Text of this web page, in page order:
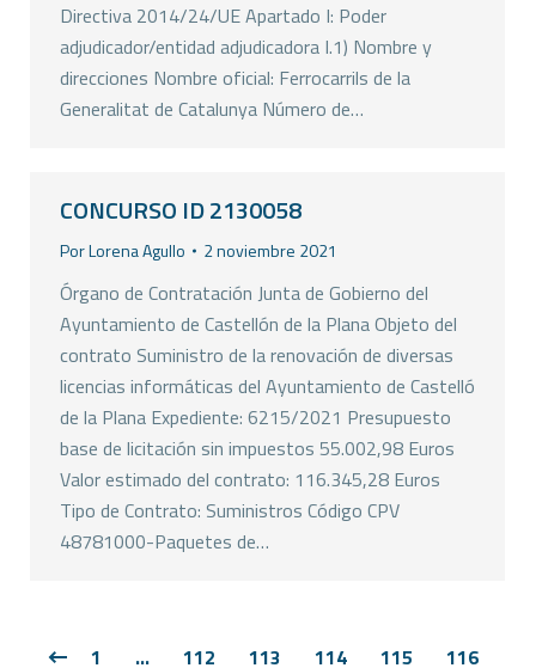
Directiva 2014/24/UE Apartado I: Poder
adjudicador/entidad adjudicadora I.1) Nombre y
direcciones Nombre oficial: Ferrocarrils de la
Generalitat de Catalunya Número de…
CONCURSO ID 2130058
PorLorena Agullo 2 noviembre 2021
Órgano de Contratación Junta de Gobierno del
Ayuntamiento de Castellón de la Plana Objeto del
contrato Suministro de la renovación de diversas
licencias informáticas del Ayuntamiento de Castelló
de la Plana Expediente: 6215/2021 Presupuesto
base de licitación sin impuestos 55.002,98 Euros
Valor estimado del contrato: 116.345,28 Euros
Tipo de Contrato: Suministros Código CPV
48781000-Paquetes de…
1 … 112 113 114 115 116